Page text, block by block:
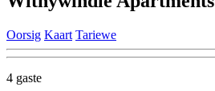
Oorsig Kaart Tariewe
4 gaste